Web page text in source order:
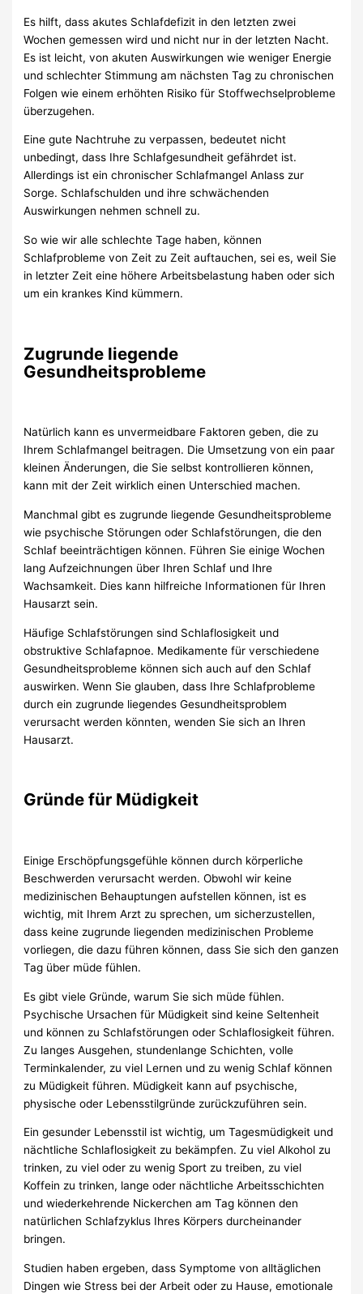
Es hilft, dass akutes Schlafdefizit in den letzten zwei
Wochen gemessen wird und nicht nur in der letzten Nacht.
Es ist leicht, von akuten Auswirkungen wie weniger Energie
und schlechter Stimmung am nächsten Tag zu chronischen
Folgen wie einem erhöhten Risiko für Stoffwechselprobleme
überzugehen.
Eine gute Nachtruhe zu verpassen, bedeutet nicht
unbedingt, dass Ihre Schlafgesundheit gefährdet ist.
Allerdings ist ein chronischer Schlafmangel Anlass zur
Sorge. Schlafschulden und ihre schwächenden
Auswirkungen nehmen schnell zu.
So wie wir alle schlechte Tage haben, können
Schlafprobleme von Zeit zu Zeit auftauchen, sei es, weil Sie
in letzter Zeit eine höhere Arbeitsbelastung haben oder sich
um ein krankes Kind kümmern.
Zugrunde liegende
Gesundheitsprobleme
Natürlich kann es unvermeidbare Faktoren geben, die zu
Ihrem Schlafmangel beitragen. Die Umsetzung von ein paar
kleinen Änderungen, die Sie selbst kontrollieren können,
kann mit der Zeit wirklich einen Unterschied machen.
Manchmal gibt es zugrunde liegende Gesundheitsprobleme
wie psychische Störungen oder Schlafstörungen, die den
Schlaf beeinträchtigen können. Führen Sie einige Wochen
lang Aufzeichnungen über Ihren Schlaf und Ihre
Wachsamkeit. Dies kann hilfreiche Informationen für Ihren
Hausarzt sein.
Häufige Schlafstörungen sind Schlaflosigkeit und
obstruktive Schlafapnoe. Medikamente für verschiedene
Gesundheitsprobleme können sich auch auf den Schlaf
auswirken. Wenn Sie glauben, dass Ihre Schlafprobleme
durch ein zugrunde liegendes Gesundheitsproblem
verursacht werden könnten, wenden Sie sich an Ihren
Hausarzt.
Gründe für Müdigkeit
Einige Erschöpfungsgefühle können durch körperliche
Beschwerden verursacht werden. Obwohl wir keine
medizinischen Behauptungen aufstellen können, ist es
wichtig, mit Ihrem Arzt zu sprechen, um sicherzustellen,
dass keine zugrunde liegenden medizinischen Probleme
vorliegen, die dazu führen können, dass Sie sich den ganzen
Tag über müde fühlen.
Es gibt viele Gründe, warum Sie sich müde fühlen.
Psychische Ursachen für Müdigkeit sind keine Seltenheit
und können zu Schlafstörungen oder Schlaflosigkeit führen.
Zu langes Ausgehen, stundenlange Schichten, volle
Terminkalender, zu viel Lernen und zu wenig Schlaf können
zu Müdigkeit führen. Müdigkeit kann auf psychische,
physische oder Lebensstilgründe zurückzuführen sein.
Ein gesunder Lebensstil ist wichtig, um Tagesmüdigkeit und
nächtliche Schlaflosigkeit zu bekämpfen. Zu viel Alkohol zu
trinken, zu viel oder zu wenig Sport zu treiben, zu viel
Koffein zu trinken, lange oder nächtliche Arbeitsschichten
und wiederkehrende Nickerchen am Tag können den
natürlichen Schlafzyklus Ihres Körpers durcheinander
bringen.
Studien haben ergeben, dass Symptome von alltäglichen
Dingen wie Stress bei der Arbeit oder zu Hause, emotionale